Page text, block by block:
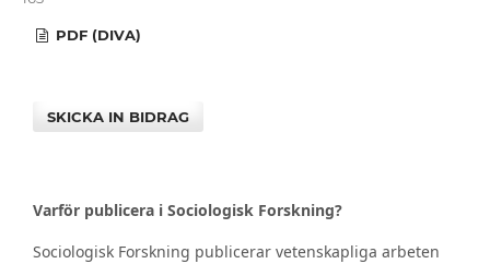
PDF (DIVA)
SKICKA IN BIDRAG
Varför publicera i Sociologisk Forskning?
Sociologisk Forskning publicerar vetenskapliga arbeten